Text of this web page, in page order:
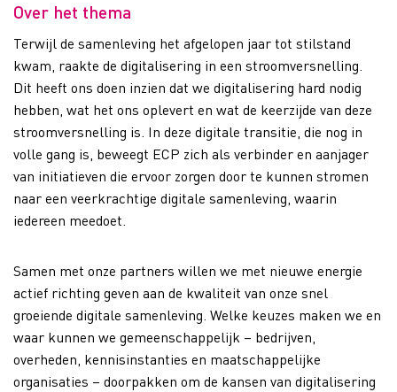
Over het thema
Terwijl de samenleving het afgelopen jaar tot stilstand
kwam, raakte de digitalisering in een stroomversnelling.
Dit heeft ons doen inzien dat we digitalisering hard nodig
hebben, wat het ons oplevert en wat de keerzijde van deze
stroomversnelling is. In deze digitale transitie, die nog in
volle gang is, beweegt ECP zich als verbinder en aanjager
van initiatieven die ervoor zorgen door te kunnen stromen
naar een veerkrachtige digitale samenleving, waarin
iedereen meedoet.
Samen met onze partners willen we met nieuwe energie
actief richting geven aan de kwaliteit van onze snel
groeiende digitale samenleving. Welke keuzes maken we en
waar kunnen we gemeenschappelijk – bedrijven,
overheden, kennisinstanties en maatschappelijke
organisaties – doorpakken om de kansen van digitalisering